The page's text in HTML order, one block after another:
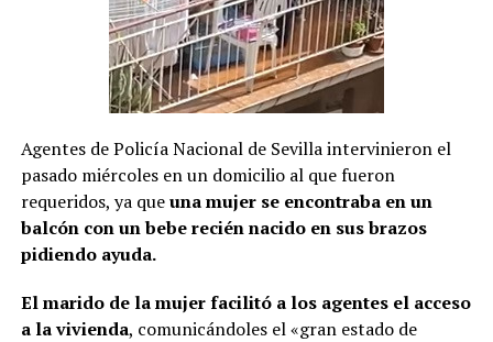
Agentes de Policía Nacional de Sevilla intervinieron el
pasado miércoles en un domicilio al que fueron
requeridos, ya queuna mujer se encontraba en un
balcón con un bebe recién nacido en sus brazos
pidiendo ayuda.
El marido de la mujer facilitó a los agentes el acceso
a la vivienda, comunicándoles el «gran estado de